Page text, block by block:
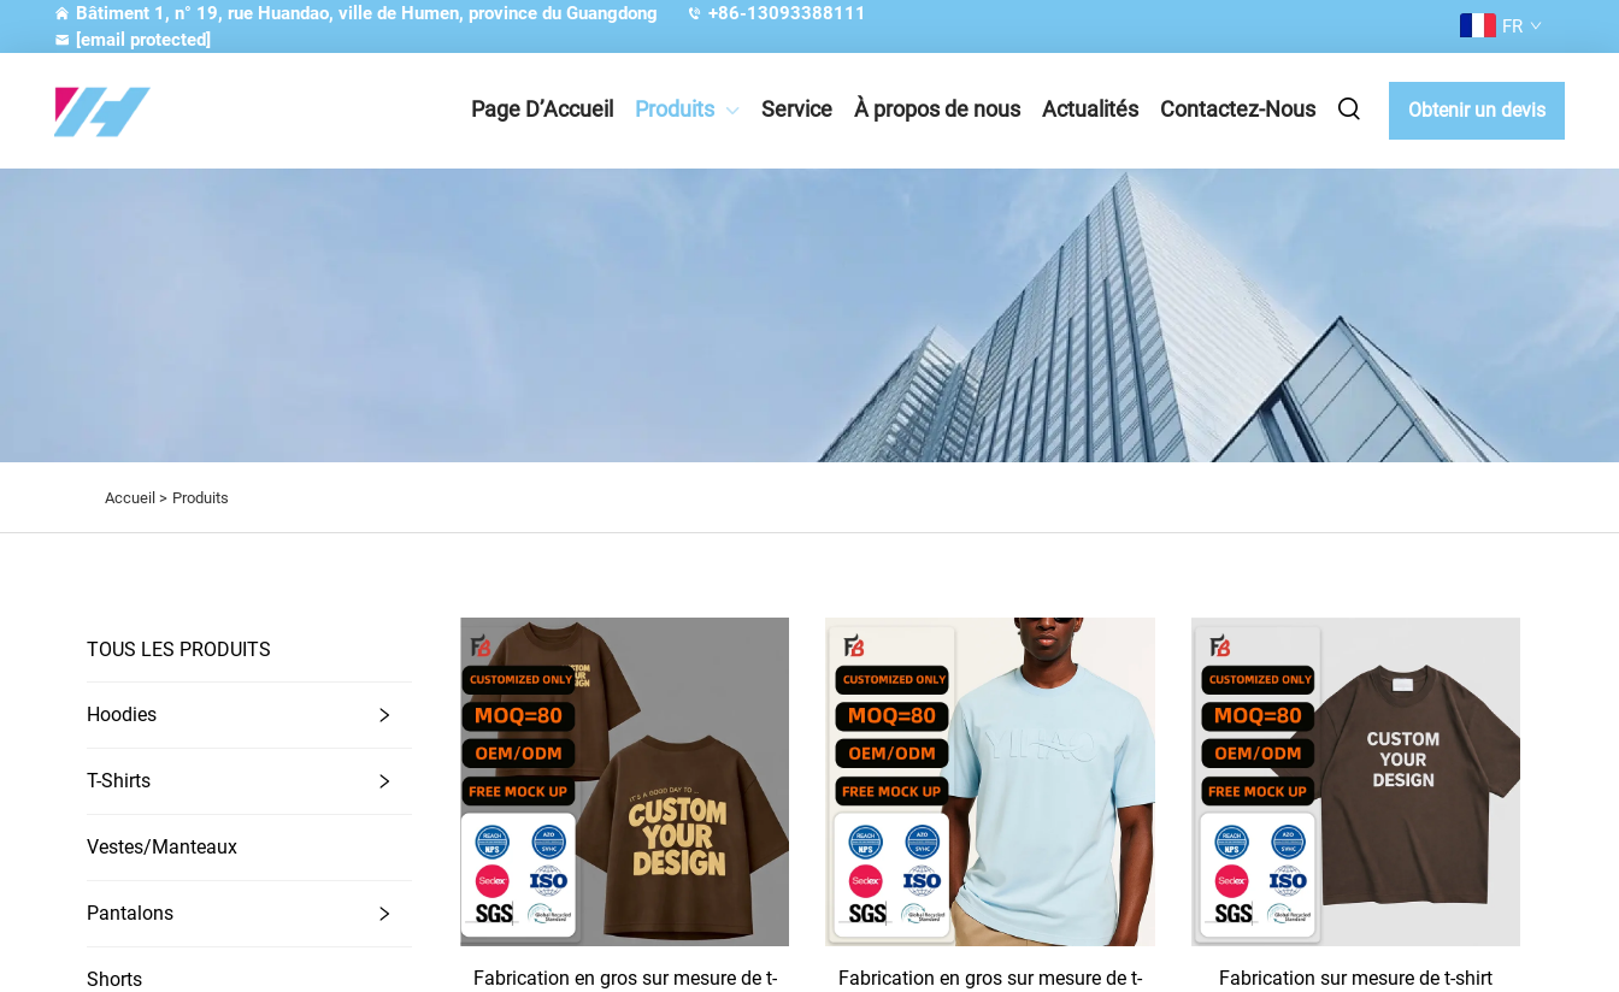
Bâtiment 1, n° 19, rue Huandao, ville de Humen, province du Guangdong
+86-13093388111
[email protected]
FR
Page D’Accueil Produits Service À propos de nous Actualités Contactez-Nous Obtenir un devis
Accueil > Produits
TOUS LES PRODUITS
Hoodies
T-Shirts
Vestes/Manteaux
Pantalons
Shorts
Fabrication en gros sur mesure de t-
Fabrication en gros sur mesure de t-
Fabrication sur mesure de t-shirt